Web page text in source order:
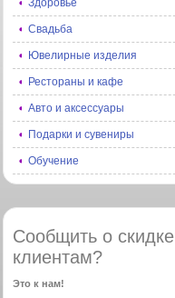
Здоровье
Свадьба
Ювелирные изделия
Рестораны и кафе
Авто и аксессуары
Подарки и сувениры
Обучение
Сообщить о скидке
клиентам?
Это к нам!